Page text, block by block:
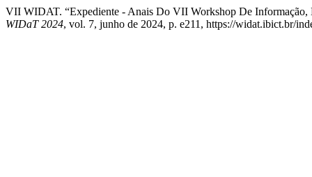
VII WIDAT. “Expediente - Anais Do VII Workshop De Informação,
WIDaT 2024, vol. 7, junho de 2024, p. e211, https://widat.ibict.br/